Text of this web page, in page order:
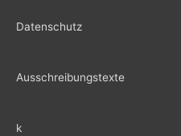
Datenschutz
Ausschreibungstexte
k